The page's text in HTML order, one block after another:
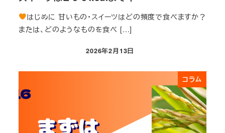
はじめに 甘いもの・スイーツはどの頻度で食べますか？
または、どのようなものを食べ […]
投稿日
2026年2月13日
コラム